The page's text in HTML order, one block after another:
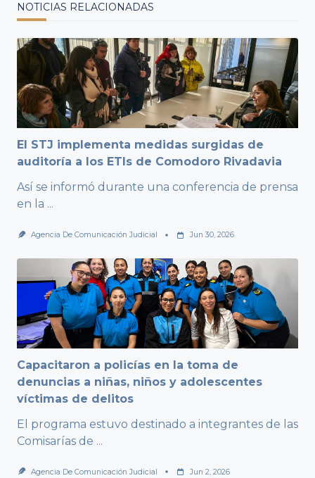
NOTICIAS RELACIONADAS
El STJ implementa medidas surgidas de
auditoría a los ETIs de Comodoro Rivadavia
Así se informó durante una conferencia de prensa
en la ...
Agencia De Comunicación Judicial Jun 30, 2026
Capacitaron a policías en la toma de
denuncias a niñas, niños y adolescentes
víctimas de delitos
El programa estuvo destinado a integrantes de las
Comisarías de ...
Agencia De Comunicación Judicial Jun 2, 2026